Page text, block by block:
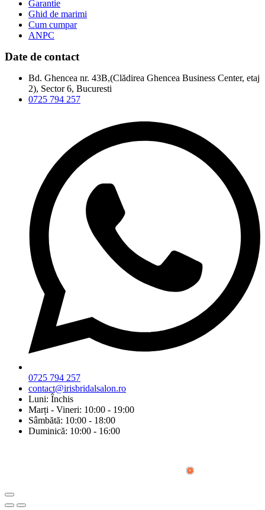
Garantie
Ghid de marimi
Cum cumpar
ANPC
Date de contact
Bd. Ghencea nr. 43B,(Clădirea Ghencea Business Center, etaj
2), Sector 6, Bucuresti
0725 794 257
0725 794 257
contact@irisbridalsalon.ro
Luni: Închis
Marți - Vineri: 10:00 - 19:00
Sâmbătă: 10:00 - 18:00
Duminică: 10:00 - 16:00